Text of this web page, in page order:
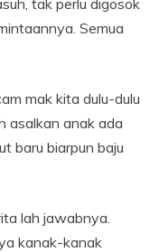
tak perlu digosok
Semua
mak kita dulu-dulu
asalkan anak ada
baru biarpun baju
lah jawabnya.
kanak-kanak